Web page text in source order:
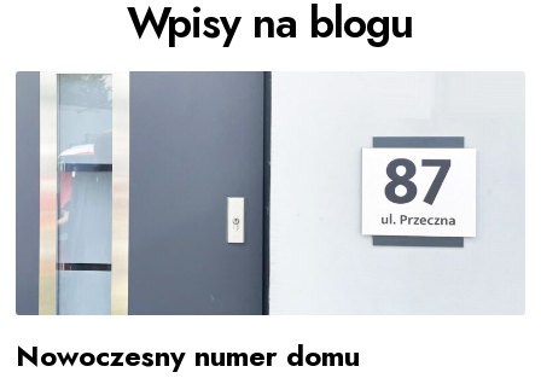
Wpisy na blogu
Nowoczesny numer domu